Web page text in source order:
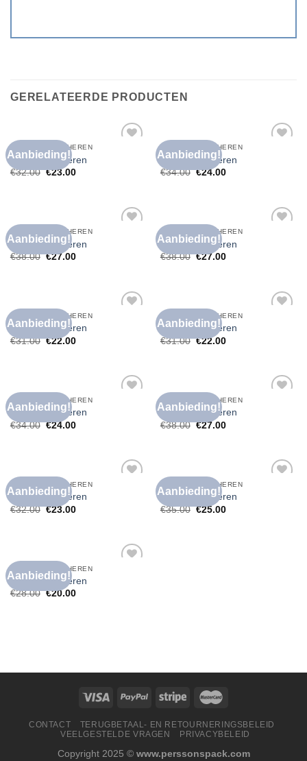
GERELATEERDE PRODUCTEN
Aanbieding!
BRUIN T SHIRT HEREN
bruin t shirt heren
€32.00 €23.00
Aanbieding!
BRUIN T SHIRT HEREN
bruin t shirt heren
€34.00 €24.00
Aanbieding!
BRUIN T SHIRT HEREN
bruin t shirt heren
€38.00 €27.00
Aanbieding!
BRUIN T SHIRT HEREN
bruin t shirt heren
€38.00 €27.00
Aanbieding!
BRUIN T SHIRT HEREN
bruin t shirt heren
€31.00 €22.00
Aanbieding!
BRUIN T SHIRT HEREN
bruin t shirt heren
€31.00 €22.00
Aanbieding!
BRUIN T SHIRT HEREN
bruin t shirt heren
€34.00 €24.00
Aanbieding!
BRUIN T SHIRT HEREN
bruin t shirt heren
€38.00 €27.00
Aanbieding!
BRUIN T SHIRT HEREN
bruin t shirt heren
€32.00 €23.00
Aanbieding!
BRUIN T SHIRT HEREN
bruin t shirt heren
€35.00 €25.00
Aanbieding!
BRUIN T SHIRT HEREN
bruin t shirt heren
€28.00 €20.00
CONTACT
TERUGBETAAL- EN RETOURNERINGSBELEID
VEELGESTELDE VRAGEN
PRIVACYBELEID
Copyright 2025 © www.perssonspack.com